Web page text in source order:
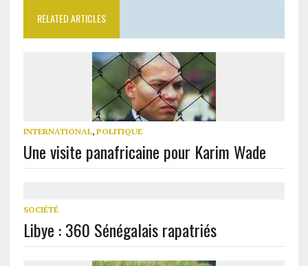
RELATED ARTICLES
INTERNATIONAL, POLITIQUE
Une visite panafricaine pour Karim Wade
SOCIÉTÉ
Libye : 360 Sénégalais rapatriés